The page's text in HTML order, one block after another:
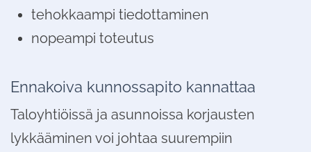
tehokkaampi tiedottaminen
nopeampi toteutus
Ennakoiva kunnossapito kannattaa
Taloyhtiöissä ja asunnoissa korjausten
lykkääminen voi johtaa suurempiin